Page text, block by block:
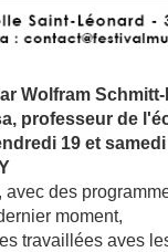
Wolfram
professeur de
19 et
des
moment,
travaillées aves